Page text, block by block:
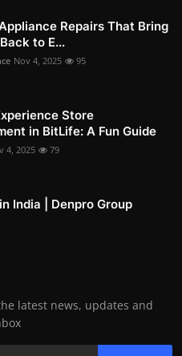
Repairs That Bring
to E...
Nov 4, 2025 95
Store
in BitLife: A Fun Guide
4, 2025 79
India | Denpro Group
latest news, updates and